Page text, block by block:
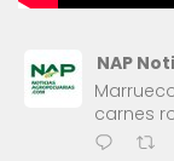
NAP
carnes